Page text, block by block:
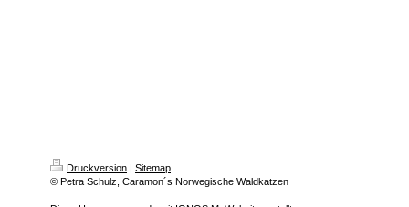
Druckversion | Sitemap
© Petra Schulz, Caramon´s Norwegische Waldkatzen